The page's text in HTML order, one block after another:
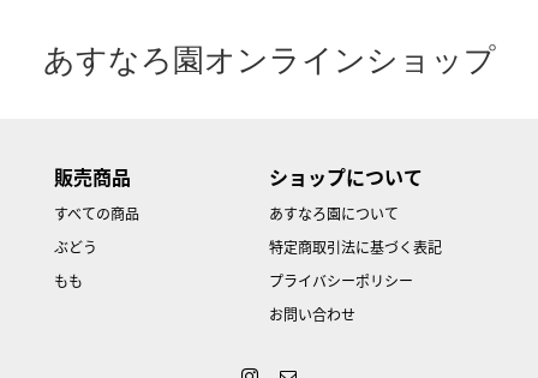
あすなろ園オンラインショップ
販売商品
すべての商品
ぶどう
もも
ショップについて
あすなろ園について
特定商取引法に基づく表記
プライバシーポリシー
お問い合わせ